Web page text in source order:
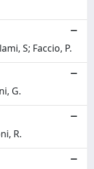
S; Faccio, P.
G.
R.